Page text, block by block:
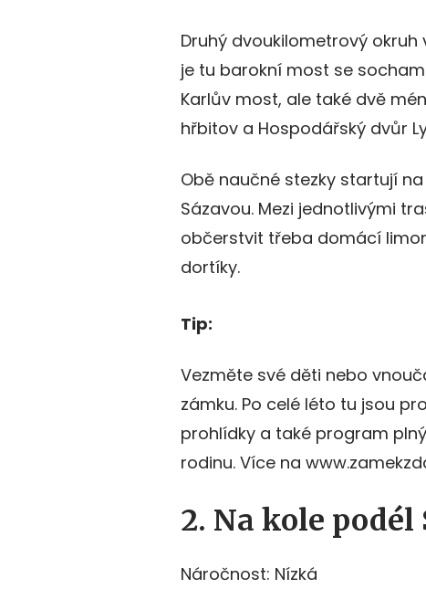
Druhý dvoukilometrový okruh
je tu barokní most se
Karlův most, ale také dvě
hřbitov a Hospodářský dvůr
Obě naučné stezky startují
Sázavou. Mezi jednotlivými
občerstvit třeba domácí
dortíky.
Tip:
Vezměte své děti nebo
zámku. Po celé léto tu jsou
prohlídky a také program
rodinu. Více na
2. Na kole
Náročnost: Nízká